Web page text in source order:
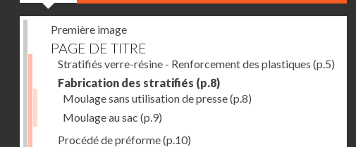
Première image
PAGE DE TITRE
Stratifiés verre-résine - Renforcement des plastiques (p.5)
Fabrication des stratifiés (p.8)
Moulage sans utilisation de presse(p.8)
Moulage au sac (p.9)
Procédé de préforme(p.10)